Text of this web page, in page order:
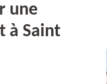
une
à Saint